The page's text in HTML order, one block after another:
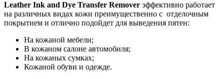
Leather Ink and Dye Transfer Remover эффективно работает
на различных видах кожи преимущественно с отделочным
покрытием и отлично подойдет для выведения пятен:
На кожаной мебели;
В кожаном салоне автомобиля;
На кожаных сумках;
Кожаной обуви и одежде.